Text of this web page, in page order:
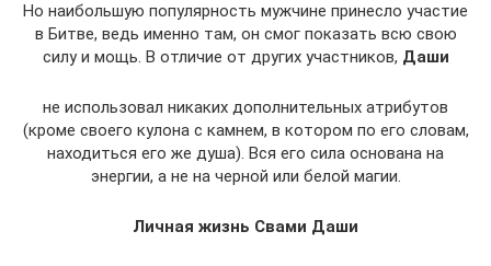
Но наибольшую популярность мужчине принесло участие
в Битве, ведь именно там, он смог показать всю свою
силу и мощь. В отличие от других участников, Даши
не использовал никаких дополнительных атрибутов
(кроме своего кулона с камнем, в котором по его словам,
находиться его же душа). Вся его сила основана на
энергии, а не на черной или белой магии.
Личная жизнь Свами Даши